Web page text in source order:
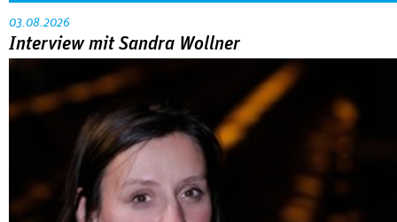
03.08.2026
Interview mit Sandra Wollner